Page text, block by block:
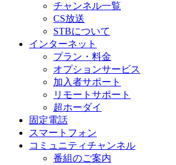
チャンネル一覧
CS放送
STBについて
インターネット
プラン・料金
オプションサービス
加入者サポート
リモートサポート
超ホーダイ
固定電話
スマートフォン
コミュニティチャンネル
番組のご案内